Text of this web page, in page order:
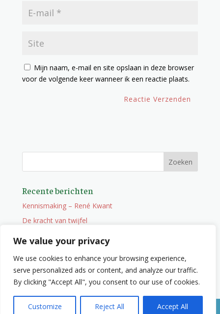
We value your privacy
We use cookies to enhance your browsing experience,
serve personalized ads or content, and analyze our traffic.
By clicking "Accept All", you consent to our use of cookies.
Customize Reject All Accept All
Mijn naam, e-mail en site opslaan in deze browser
voor de volgende keer wanneer ik een reactie plaats.
Recente berichten
Kennismaking – René Kwant
De kracht van twijfel
Onderweg
Wat je niet zocht maar wel vindt